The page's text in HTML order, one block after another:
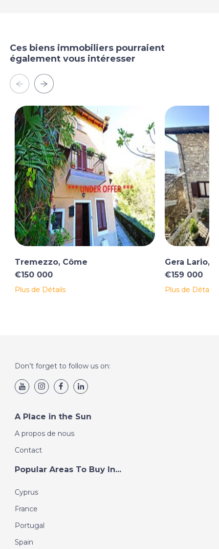
Ces biens immobiliers pourraient
également vous intéresser
Tremezzo, Côme
€150 000
Plus de Détails
Gera Lario,
€159 000
Plus de Détails
Don’t forget to follow us on:
A Place in the Sun
A propos de nous
Contact
Popular Areas To Buy In...
Cyprus
France
Portugal
Spain